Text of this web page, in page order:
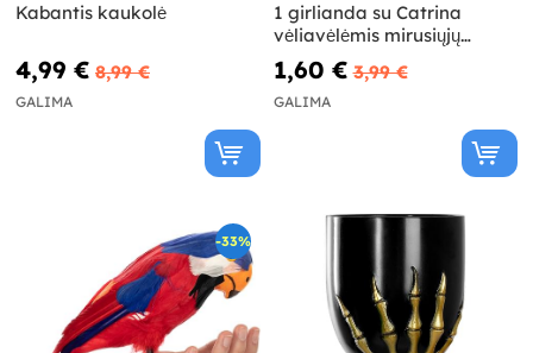
Kabantis kaukolė
4,99 € 8,99 €
GALIMA
1 girlianda su Catrina
vėliavėlėmis mirusiųjų
dienai
1,60 € 3,99 €
GALIMA
-33%